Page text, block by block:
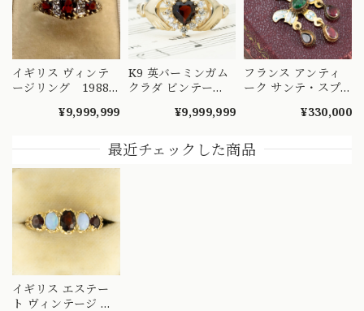
イギリス ヴィンテ
ージリング 1988
テイストなドレッシ
グ ガーネットとダ
イヤモンドの7スト
ーンリング
¥9,999,999
K9 英バーミンガム
クラダ ビンテー
ーネット リング
情熱の赤を纏って～
diamond
¥9,999,999
フランス アンティ
ーク サンテ・スプ
霊 ペンダント トッ
ペーストガラス 鳩
モチーフ ～遥かな
¥330,000
最近チェックした商品
イギリス エステー
ト ヴィンテージ 一